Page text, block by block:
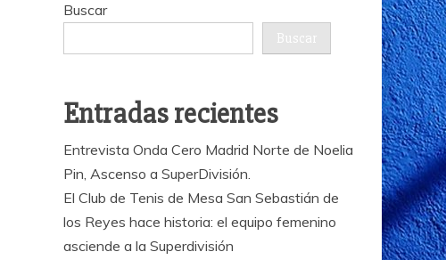
Buscar
Buscar
Entradas recientes
Entrevista Onda Cero Madrid Norte de Noelia
Pin, Ascenso a SuperDivisión.
El Club de Tenis de Mesa San Sebastián de
los Reyes hace historia: el equipo femenino
asciende a la Superdivisión